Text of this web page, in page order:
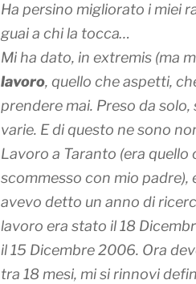
Ha persino migliorato i miei
guai a chi la tocca…
Mi ha dato, in extremis (ma
lavoro, quello che aspetti,
prendere mai. Preso da
varie. E di questo ne sono
Lavoro a Taranto (era quello
scommesso con mio
avevo detto un anno di
lavoro era stato il 18
il 15 Dicembre 2006. Ora
tra 18 mesi, mi si rinnovi